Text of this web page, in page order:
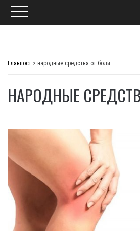
Главпост > народные средства от боли
НАРОДНЫЕ